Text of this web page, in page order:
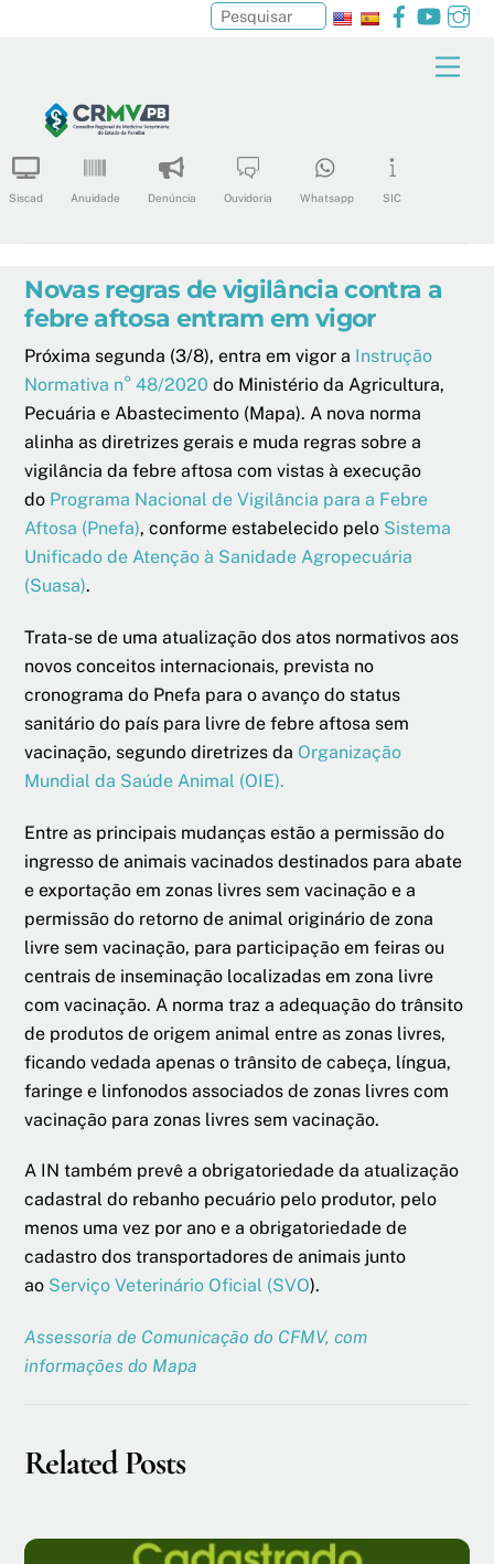
content
Facebook
Siscad Anuidade Denúncia Ouvidoria Whatsapp SIC
Pesquisar
Novas regras de vigilância contra a
febre aftosa entram em vigor
Próxima segunda (3/8), entra em vigor a Instrução
Normativa n° 48/2020 do Ministério da Agricultura,
Pecuária e Abastecimento (Mapa). A nova norma
alinha as diretrizes gerais e muda regras sobre a
vigilância da febre aftosa com vistas à execução
do Programa Nacional de Vigilância para a Febre
Aftosa (Pnefa), conforme estabelecido pelo Sistema
Unificado de Atenção à Sanidade Agropecuária
(Suasa).
Trata-se de uma atualização dos atos normativos aos
novos conceitos internacionais, prevista no
cronograma do Pnefa para o avanço do status
sanitário do país para livre de febre aftosa sem
vacinação, segundo diretrizes da Organização
Mundial da Saúde Animal (OIE).
Entre as principais mudanças estão a permissão do
ingresso de animais vacinados destinados para abate
e exportação em zonas livres sem vacinação e a
permissão do retorno de animal originário de zona
livre sem vacinação, para participação em feiras ou
centrais de inseminação localizadas em zona livre
com vacinação. A norma traz a adequação do trânsito
de produtos de origem animal entre as zonas livres,
ficando vedada apenas o trânsito de cabeça, língua,
faringe e linfonodos associados de zonas livres com
vacinação para zonas livres sem vacinação.
A IN também prevê a obrigatoriedade da atualização
cadastral do rebanho pecuário pelo produtor, pelo
menos uma vez por ano e a obrigatoriedade de
cadastro dos transportadores de animais junto
ao Serviço Veterinário Oficial (SVO).
Assessoria de Comunicação do CFMV, com
informações do Mapa
Related Posts